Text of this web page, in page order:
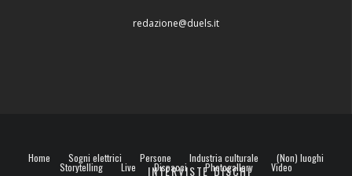
redazione@duels.it
Home Sogni elettrici Persone
INTERVISTE
Industria culturale
DISCHI
(Non) luoghi
Storytelling Live Dispacci Photogallery Video